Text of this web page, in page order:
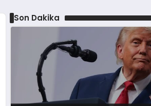
Son Dakika